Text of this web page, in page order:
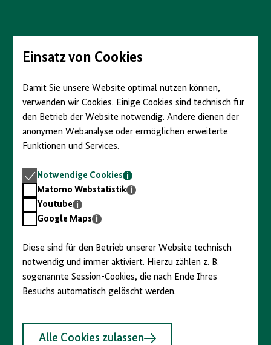
Seiteninhalt
springenEinsatz von Cookies
Damit Sie unsere Website optimal nutzen können,
verwenden wir Cookies. Einige Cookies sind technisch für
den Betrieb der Website notwendig. Andere dienen der
anonymen Webanalyse oder ermöglichen erweiterte
Funktionen und Services.
Notwendige
Cookies
Notwendige Cookies
Matomo
Webstatistik
Matomo Webstatistik
Youtube
Youtube
GoogleGoogle Maps
Diese sind für den Betrieb unserer Website technisch
notwendig und immer aktiviert. Hierzu zählen z. B.
sogenannte Session-Cookies, die nach Ende Ihres
Besuchs automatisch gelöscht werden.
Alle Cookies zulassen